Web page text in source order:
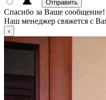
Спасибо за Ваше сообщение!
Наш менеджер свяжется с